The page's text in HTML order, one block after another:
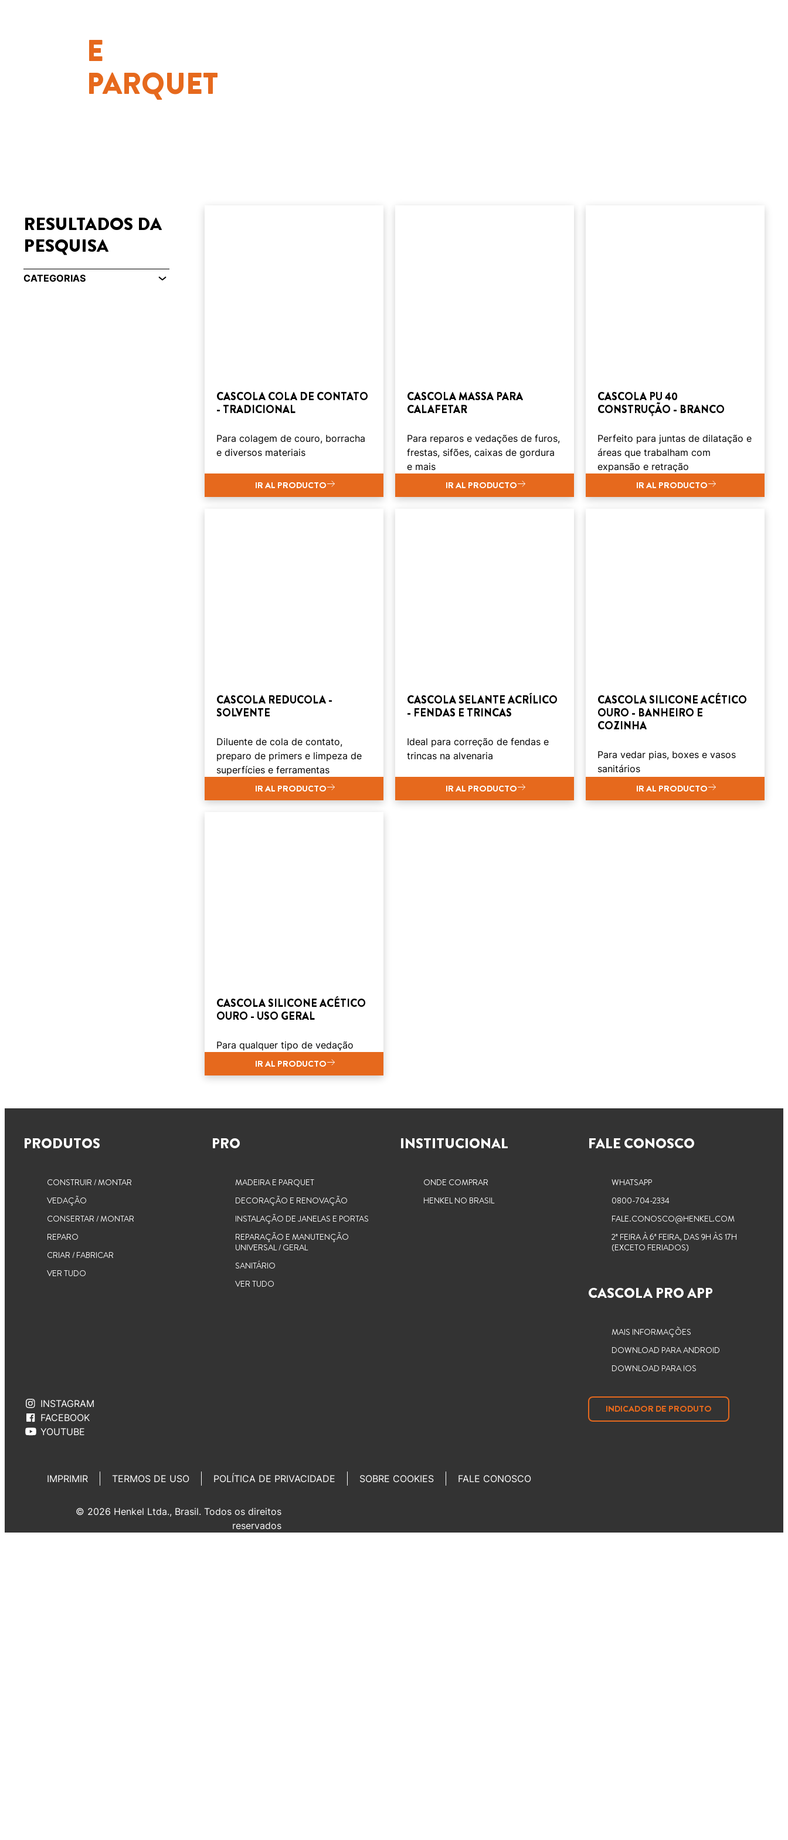
E
PARQUET
RESULTADOS DA
PESQUISA
CATEGORIAS
CASCOLA COLA DE CONTATO
- TRADICIONAL
Para colagem de couro, borracha
e diversos materiais
IR AL PRODUCTO
CASCOLA MASSA PARA
CALAFETAR
Para reparos e vedações de furos,
frestas, sifões, caixas de gordura
e mais
IR AL PRODUCTO
CASCOLA PU 40
CONSTRUÇÃO - BRANCO
Perfeito para juntas de dilatação e
áreas que trabalham com
expansão e retração
IR AL PRODUCTO
CASCOLA REDUCOLA -
SOLVENTE
Diluente de cola de contato,
preparo de primers e limpeza de
superfícies e ferramentas
IR AL PRODUCTO
CASCOLA SELANTE ACRÍLICO
- FENDAS E TRINCAS
Ideal para correção de fendas e
trincas na alvenaria
IR AL PRODUCTO
CASCOLA SILICONE ACÉTICO
OURO - BANHEIRO E
COZINHA
Para vedar pias, boxes e vasos
sanitários
IR AL PRODUCTO
CASCOLA SILICONE ACÉTICO
OURO - USO GERAL
Para qualquer tipo de vedação
IR AL PRODUCTO
PRODUTOS
CONSTRUIR / MONTAR
VEDAÇÃO
CONSERTAR / MONTAR
REPARO
CRIAR / FABRICAR
VER TUDO
PRO
MADEIRA E PARQUET
DECORAÇÃO E RENOVAÇÃO
INSTALAÇÃO DE JANELAS E PORTAS
REPARAÇÃO E MANUTENÇÃO
UNIVERSAL / GERAL
SANITÁRIO
VER TUDO
INSTITUCIONAL
ONDE COMPRAR
HENKEL NO BRASIL
FALE CONOSCO
WHATSAPP
0800-704-2334
FALE.CONOSCO@HENKEL.COM
2ª FEIRA À 6ª FEIRA, DAS 9H ÀS 17H
(EXCETO FERIADOS)
CASCOLA PRO APP
MAIS INFORMAÇÕES
DOWNLOAD PARA ANDROID
DOWNLOAD PARA IOS
INSTAGRAM
FACEBOOK
YOUTUBE
INDICADOR DE PRODUTO
IMPRIMIR TERMOS DE USO POLÍTICA DE PRIVACIDADE SOBRE COOKIES FALE CONOSCO
© 2026 Henkel Ltda., Brasil. Todos os direitos
reservados